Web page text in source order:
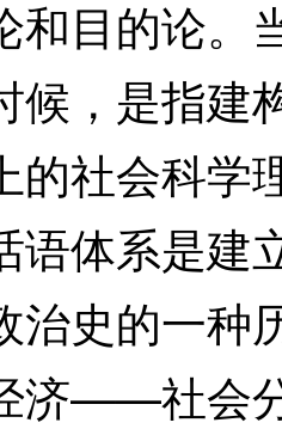
和目的论。
候，是指建
的社会科学
语体系是建
治史的一种
济——社